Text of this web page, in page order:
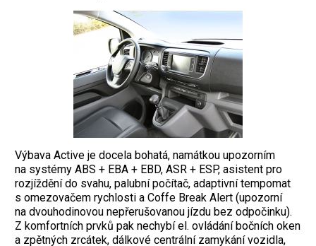
Výbava Active je docela bohatá, namátkou upozorním
na systémy ABS + EBA + EBD, ASR + ESP, asistent pro
rozjíždění do svahu, palubní počítač, adaptivní tempomat
s omezovačem rychlosti a Coffe Break Alert (upozorní
na dvouhodinovou nepřerušovanou jízdu bez odpočinku).
Z komfortních prvků pak nechybí el. ovládání bočních oken
a zpětných zrcátek, dálkové centrální zamykání vozidla,